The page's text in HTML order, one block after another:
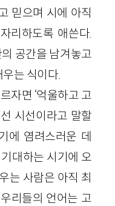
믿으며 시에 아직
리하도록 애쓴다.
공간을 남겨놓고
는 식이다.
자면 ‘억울하고 고
시선이라고 말할
에 염려스러운 데
대하는 시기에 오
는 사람은 아직 최
리들의 언어는 고